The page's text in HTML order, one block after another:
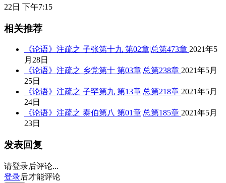
22日 下午7:15
相关推荐
《论语》注疏之 子张第十九 第02章|总第473章 2021年5
月28日
《论语》注疏之 乡党第十 第03章|总第238章 2021年5月
25日
《论语》注疏之 子罕第九 第13章|总第218章 2021年5月
24日
《论语》注疏之 泰伯第八 第01章|总第185章 2021年5月
23日
发表回复
请登录后评论...
登录后才能评论